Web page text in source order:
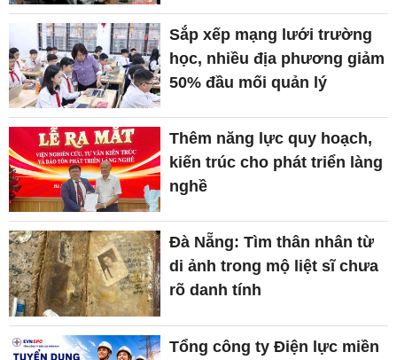
Sắp xếp mạng lưới trường
học, nhiều địa phương giảm
50% đầu mối quản lý
Thêm năng lực quy hoạch,
kiến trúc cho phát triển làng
nghề
Đà Nẵng: Tìm thân nhân từ
di ảnh trong mộ liệt sĩ chưa
rõ danh tính
Tổng công ty Điện lực miền